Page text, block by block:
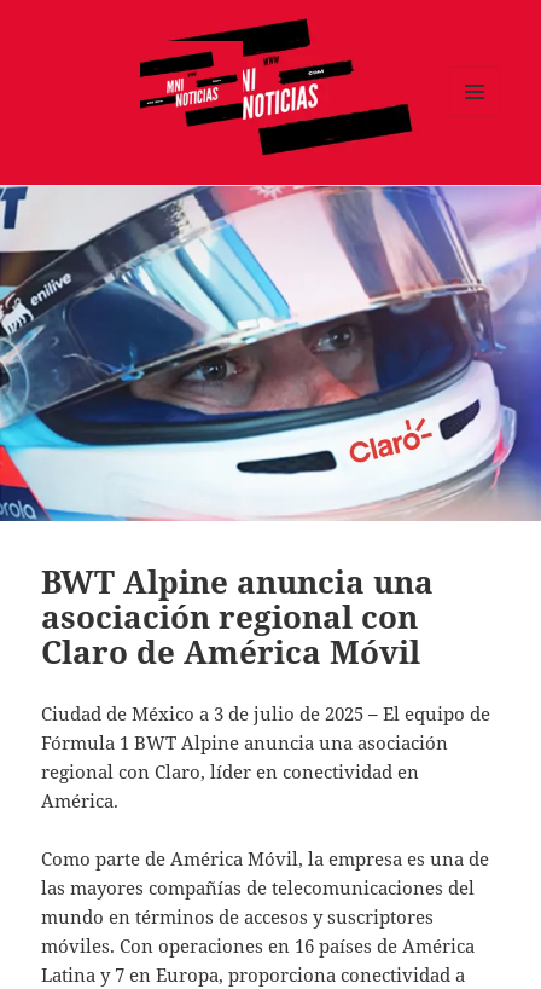
BWT Alpine anuncia una
asociación regional con
Claro de América Móvil
Ciudad de México a 3 de julio de 2025–El equipo de
Fórmula 1 BWT Alpine anuncia una asociación
regional con Claro, líder en conectividad en
América.
Como parte de América Móvil, la empresa es una de
las mayores compañías de telecomunicaciones del
mundo en términos de accesos y suscriptores
móviles. Con operaciones en 16 países de América
Latina y 7 en Europa, proporciona conectividad a